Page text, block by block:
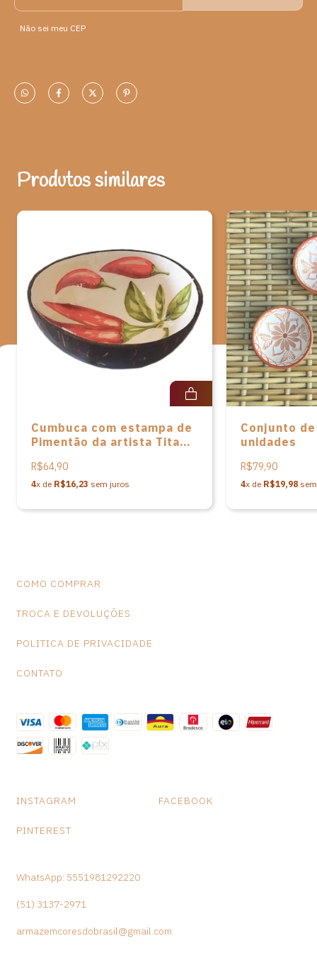
quente. Lavar normalmente, não usar máquina de lavar prato e
nem microondas!
uma técnica que ela caracteriza de Arte Provençal: um bordado
no papel. "Todo artista coloca na arte dele o que ele sente; eu
harmonia” - afirma Tita, “O artesanato é o meu sustento, minha
Ao adquirir esta peça, você ajuda a valorizar o artesanato e
a cultura brasileira.
*Observação: Produtos artesanais podem apresentar alterações
de dimensões e variações de cores, o que não caracteriza falhas
na peça.
Não sei meu CEP
Produtos similares
Cumbuca com estampa de
Pimentão da artista Tita
R$64,90
4x de R$16,23 sem juros
Conjunto
unidades
R$79,90
4x de R$19,98
COMO COMPRAR
TROCA E DEVOLUÇÕES
POLITICA DE PRIVACIDADE
CONTATO
INSTAGRAM FACEBOOK
PINTEREST
WhatsApp: 5551981292220
(51) 3137-2971
armazemcoresdobrasil@gmail.com